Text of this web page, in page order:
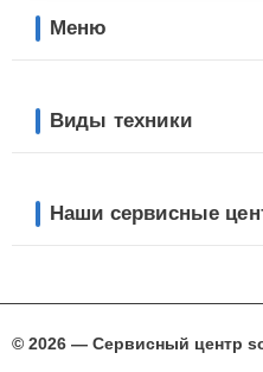
Меню
Виды техники
Наши сервисные
© 2026 — Сервисный центр